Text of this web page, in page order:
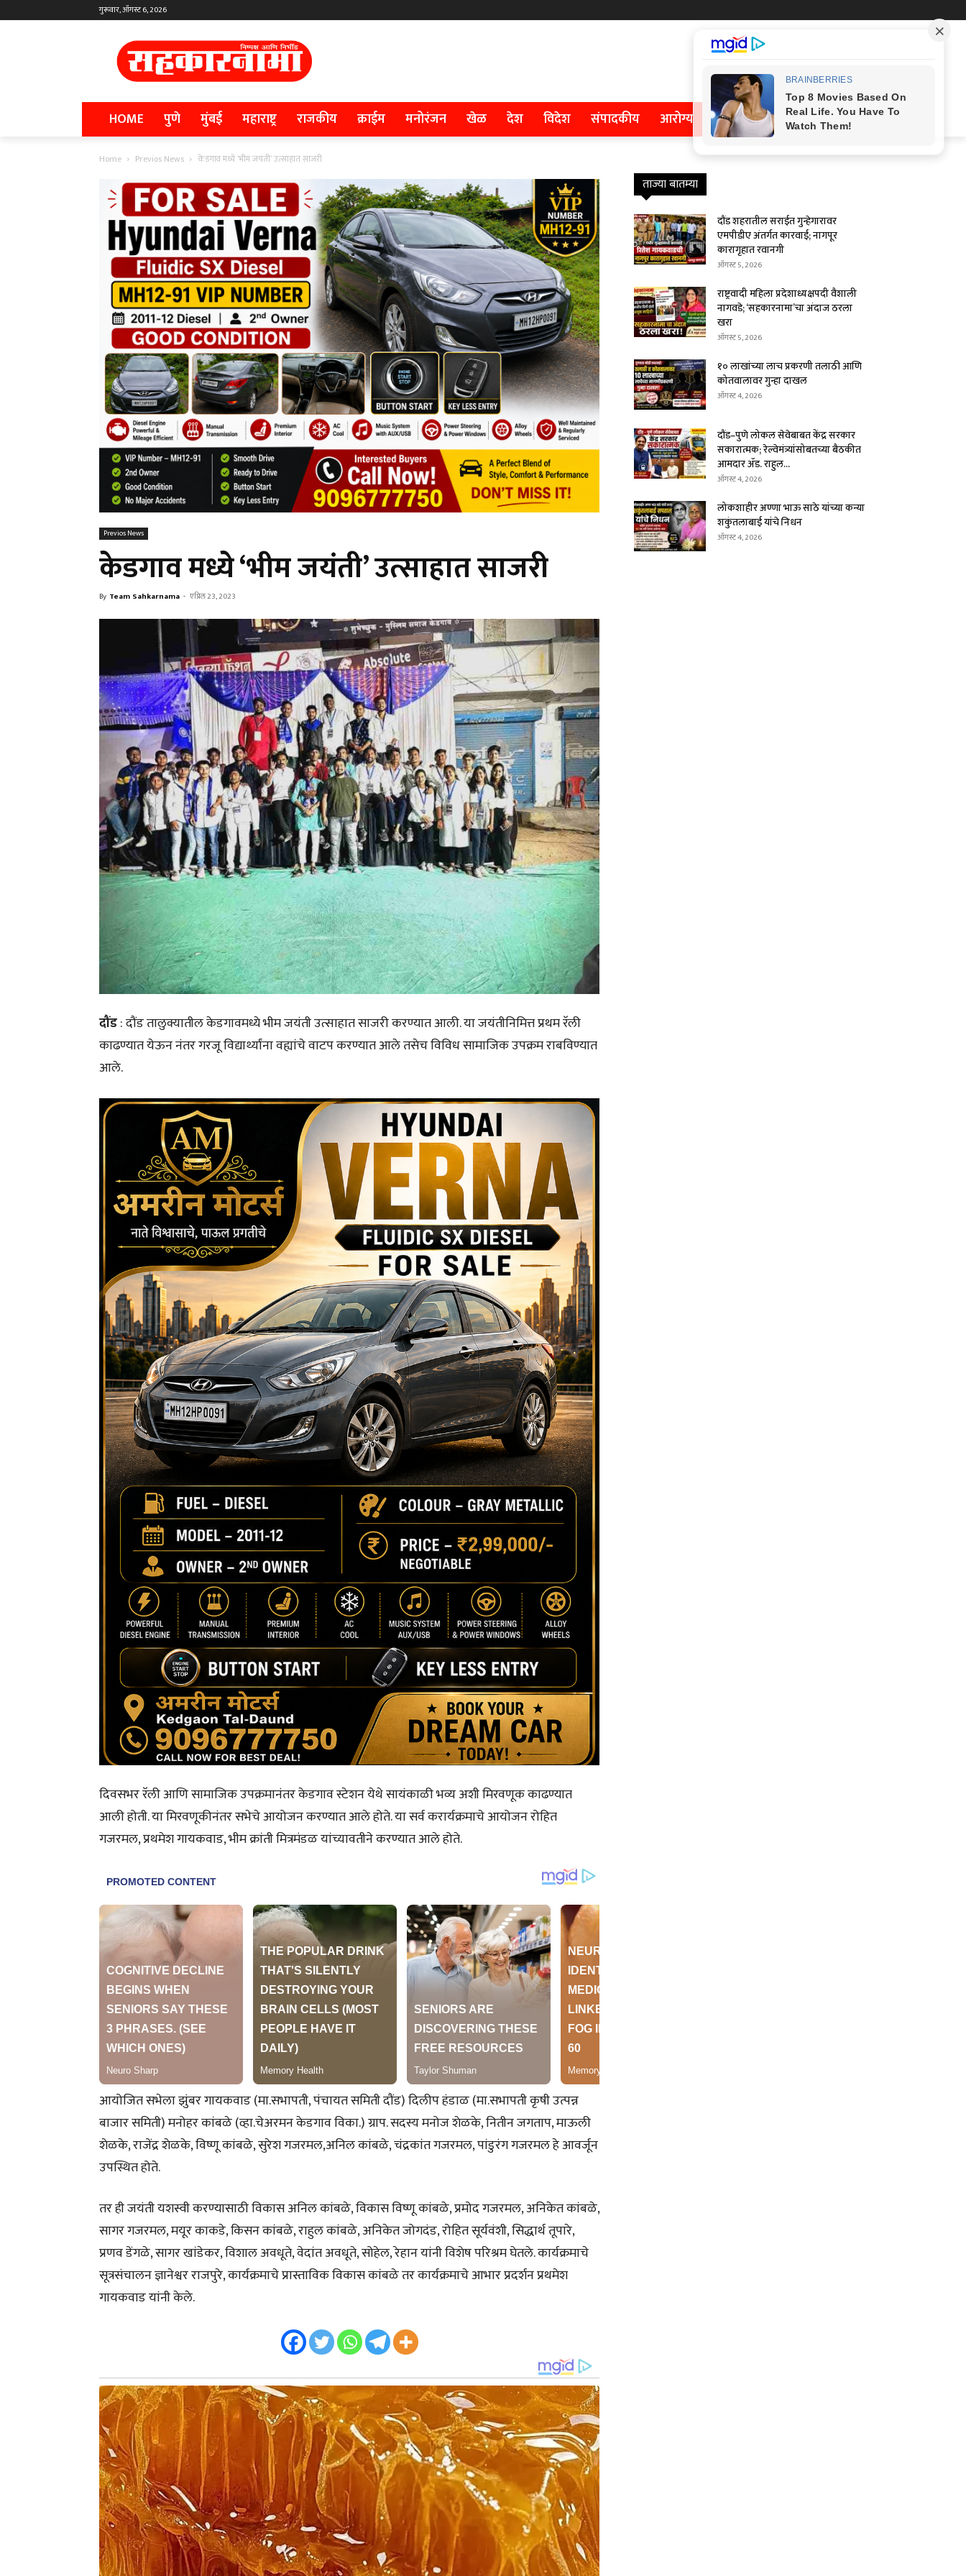
गुरूवार, ऑगस्ट 6, 2026
HOME पुणे मुंबई महाराष्ट्र राजकीय क्राईम मनोरंजन खेळ देश विदेश संपादकीय आरोग्य
Home Previos News केडगाव मध्ये ‘भीम जयंती’ उत्साहात साजरी
Previos News
केडगाव मध्ये ‘भीम जयंती’ उत्साहात साजरी
By Team Sahkarnama - एप्रिल 23, 2023
दौंड: दौंड तालुक्यातील केडगावमध्ये भीम जयंती उत्साहात साजरी करण्यात आली. या जयंतीनिमित्त प्रथम रॅली
काढण्यात येऊन नंतर गरजू विद्यार्थ्यांना वह्यांचे वाटप करण्यात आले तसेच विविध सामाजिक उपक्रम राबविण्यात
आले.
दिवसभर रॅली आणि सामाजिक उपक्रमानंतर केडगाव स्टेशन येथे सायंकाळी भव्य अशी मिरवणूक काढण्यात
आली होती. या मिरवणूकीनंतर सभेचे आयोजन करण्यात आले होते. या सर्व करार्यक्रमाचे आयोजन रोहित
गजरमल, प्रथमेश गायकवाड, भीम क्रांती मित्रमंडळ यांच्यावतीने करण्यात आले होते.
आयोजित सभेला झुंबर गायकवाड (मा.सभापती, पंचायत समिती दौंड) दिलीप हंडाळ (मा.सभापती कृषी उत्पन्न
बाजार समिती) मनोहर कांबळे (व्हा.चेअरमन केडगाव विका.) ग्राप. सदस्य मनोज शेळके, नितीन जगताप, माऊली
शेळके, राजेंद्र शेळके, विष्णू कांबळे, सुरेश गजरमल,अनिल कांबळे, चंद्रकांत गजरमल, पांडुरंग गजरमल हे आवर्जून
उपस्थित होते.
तर ही जयंती यशस्वी करण्यासाठी विकास अनिल कांबळे, विकास विष्णू कांबळे, प्रमोद गजरमल, अनिकेत कांबळे,
सागर गजरमल, मयूर काकडे, किसन कांबळे, राहुल कांबळे, अनिकेत जोगदंड, रोहित सूर्यवंशी, सिद्धार्थ तूपारे,
प्रणव डेंगळे, सागर खांडेकर, विशाल अवधूते, वेदांत अवधूते, सोहेल, रेहान यांनी विशेष परिश्रम घेतले. कार्यक्रमाचे
सूत्रसंचालन ज्ञानेश्वर राजपुरे, कार्यक्रमाचे प्रास्ताविक विकास कांबळे तर कार्यक्रमाचे आभार प्रदर्शन प्रथमेश
गायकवाड यांनी केले.
ताज्या बातम्या
दौंड शहरातील सराईत गुन्हेगारावर
एमपीडीए अंतर्गत कारवाई; नागपूर
कारागृहात रवानगी
ऑगस्ट 5, 2026
राष्ट्रवादी महिला प्रदेशाध्यक्षपदी वैशाली
नागवडे; ‘सहकारनामा’चा अंदाज ठरला
खरा
ऑगस्ट 5, 2026
१० लाखांच्या लाच प्रकरणी तलाठी आणि
कोतवालावर गुन्हा दाखल
ऑगस्ट 4, 2026
दौंड–पुणे लोकल सेवेबाबत केंद्र सरकार
सकारात्मक; रेल्वेमंत्र्यांसोबतच्या बैठकीत
आमदार ॲड. राहुल...
ऑगस्ट 4, 2026
लोकशाहीर अण्णा भाऊ साठे यांच्या कन्या
शकुंतलाबाई यांचे निधन
ऑगस्ट 4, 2026